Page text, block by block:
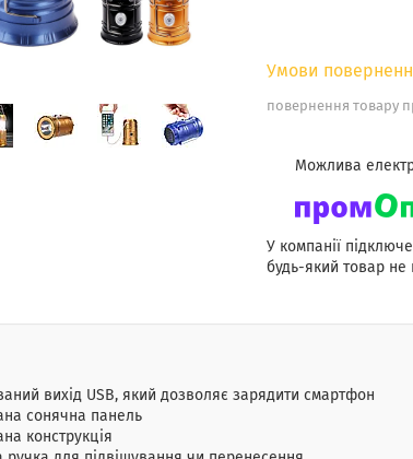
повернення товару
У компанії
будь-який товар не
вихід USB, який дозволяє зарядити смартфон
сонячна панель
конструкція